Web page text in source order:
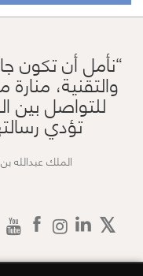
نأمل أن تكون
والتقنية،
للتواصل بين
تؤدي
الملك عبدالله بن